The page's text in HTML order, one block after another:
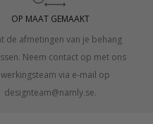
OP MAAT GEMAAKT
de afmetingen van je behang
Neem contact op met ons
via e-mail op
designteam@namly.se.